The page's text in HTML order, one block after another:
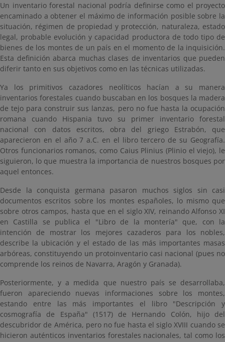
Un inventario forestal nacional podría definirse como el proyecto
encaminado a obtener el máximo de información posible sobre la
situación, régimen de propiedad y protección, naturaleza, estado
legal, probable evolución y capacidad productora de todo tipo de
bienes de los montes de un país en el momento de la inquisición.
Esta definición abarca muchas clases de inventarios que pueden
diferir tanto en sus objetivos como en las técnicas utilizadas.
Ya los primitivos cazadores neolíticos hacían a su manera
inventarios forestales cuando buscaban en los bosques la madera
de tejo para construir sus lanzas, pero no fue hasta la ocupación
romana cuando Hispania tuvo su primer inventario forestal
nacional con datos escritos, obra del griego Estrabón, que
aparecieron en el año 7 a.C. en el libro tercero de su Geografía.
Otros funcionarios romanos, como Caius Plinius (Plinio el viejo), le
siguieron, lo que muestra la importancia de nuestros bosques por
aquel entonces.
Desde la conquista germana pasaron muchos siglos sin casi
documentos escritos sobre los montes españoles, lo mismo que
sobre otros campos, hasta que en el siglo XIV, reinando Alfonso XI
en Castilla se publica el "Libro de la montería" que, con la
intención de mostrar los mejores cazaderos para los nobles,
describe la ubicación y el estado de las más importantes masas
arbóreas, constituyendo un protoinventario casi nacional (pues no
comprende los reinos de Navarra, Aragón y Granada).
Posteriormente, y a medida que nuestro país se desarrollaba,
fueron apareciendo nuevas informaciones sobre los montes,
estando entre las más importantes el libro "Descripción y
cosmografía de España" (1517) de Hernando Colón, hijo del
descubridor de América, pero no fue hasta el siglo XVIII cuando se
hicieron auténticos inventarios forestales nacionales, tal como los